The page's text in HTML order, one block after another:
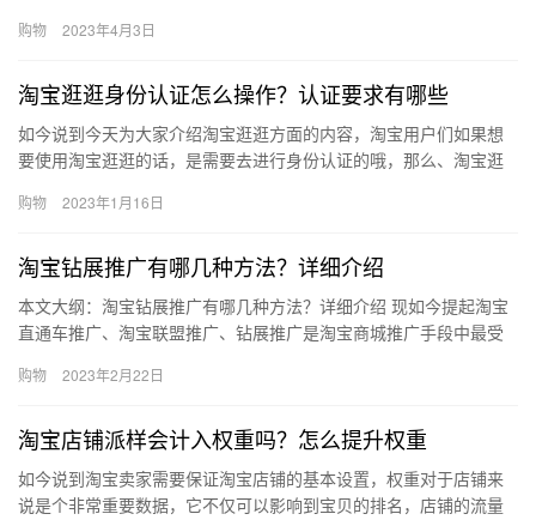
一切…
购物 2023年4月3日
淘宝逛逛身份认证怎么操作？认证要求有哪些
如今说到今天为大家介绍淘宝逛逛方面的内容，淘宝用户们如果想
要使用淘宝逛逛的话，是需要去进行身份认证的哦，那么、淘宝逛
身份认…
购物 2023年1月16日
淘宝钻展推广有哪几种方法？详细介绍
本文大纲：淘宝钻展推广有哪几种方法？详细介绍 现如今提起淘宝
直通车推广、淘宝联盟推广、钻展推广是淘宝商城推广手段中最受
绍？…
购物 2023年2月22日
淘宝店铺派样会计入权重吗？怎么提升权重
如今说到淘宝卖家需要保证淘宝店铺的基本设置，权重对于店铺来
说是个非常重要数据，它不仅可以影响到宝贝的排名，店铺的流量